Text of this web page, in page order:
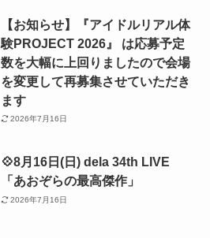
【お知らせ】『アイドルリアル体
験PROJECT 2026』 は応募予定
数を大幅に上回りましたので会場
を変更して再募集させていただき
ます
2026年7月16日
💠8月16日(日) dela 34th LIVE
「あおぞらの最高傑作」
2026年7月16日